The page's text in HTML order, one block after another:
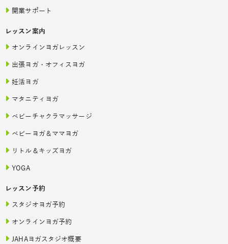
開業サポート
レッスン案内
オンラインヨガレッスン
出張ヨガ・オフィスヨガ
妊活ヨガ
マタニティヨガ
ベビーチャクラマッサージ
ベビーヨガ＆ママヨガ
リトル＆キッズヨガ
YOGA
レッスン予約
スタジオヨガ予約
オンラインヨガ予約
JAHAヨガスタジオ概要